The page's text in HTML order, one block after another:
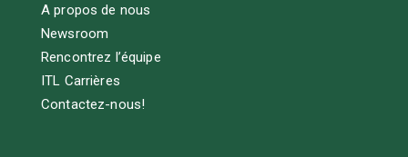
A propos de nous
Newsroom
Rencontrez l’équipe
ITL Carrières
Contactez-nous!